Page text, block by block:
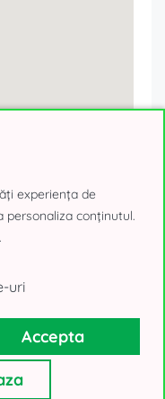
experiența de
personaliza conținutul.
uri
Accepta